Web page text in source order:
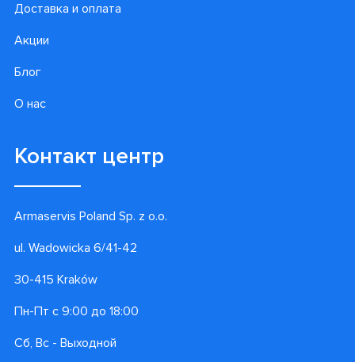
Доставка и оплата
Акции
Блог
О нас
Контакт центр
Armaservis Poland Sp. z o.o.
ul. Wadowicka 6/41-42
30-415 Kraków
Пн-Пт с 9:00 до 18:00
Сб, Вс - Выходной